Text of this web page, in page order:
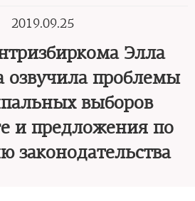
2019.09.25
Элла
озвучила проблемы
выборов
и предложения по
законодательства